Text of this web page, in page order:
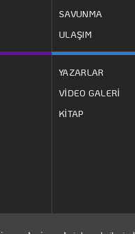
SAVUNMA
ULAŞIM
YAZARLAR
VİDEO GALERİ
KİTAP